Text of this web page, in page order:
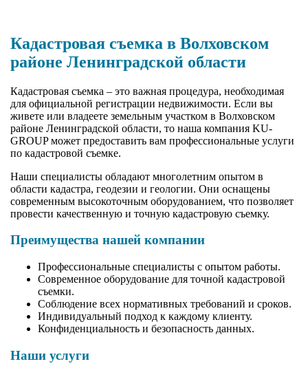
Кадастровая съемка в Волховском
районе Ленинградской области
Кадастровая съемка – это важная процедура, необходимая
для официальной регистрации недвижимости. Если вы
живете или владеете земельным участком в Волховском
районе Ленинградской области, то наша компания KU-
GROUP может предоставить вам профессиональные услуги
по кадастровой съемке.
Наши специалисты обладают многолетним опытом в
области кадастра, геодезии и геологии. Они оснащены
современным высокоточным оборудованием, что позволяет
провести качественную и точную кадастровую съемку.
Преимущества нашей компании
Профессиональные специалисты с опытом работы.
Современное оборудование для точной кадастровой
съемки.
Соблюдение всех нормативных требований и сроков.
Индивидуальный подход к каждому клиенту.
Конфиденциальность и безопасность данных.
Наши услуги